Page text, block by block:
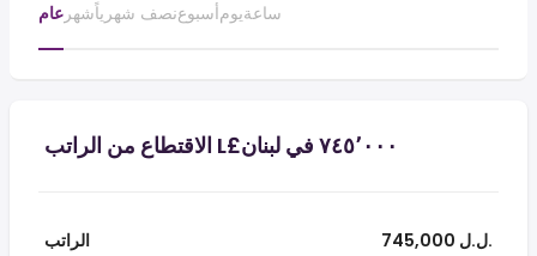
عام شهرنصف شهرياًأسبوعيومساعة
الراتب
745,000 ل.ل.‎